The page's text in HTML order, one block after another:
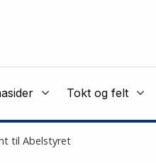
Tokt og felt
til Abelstyret